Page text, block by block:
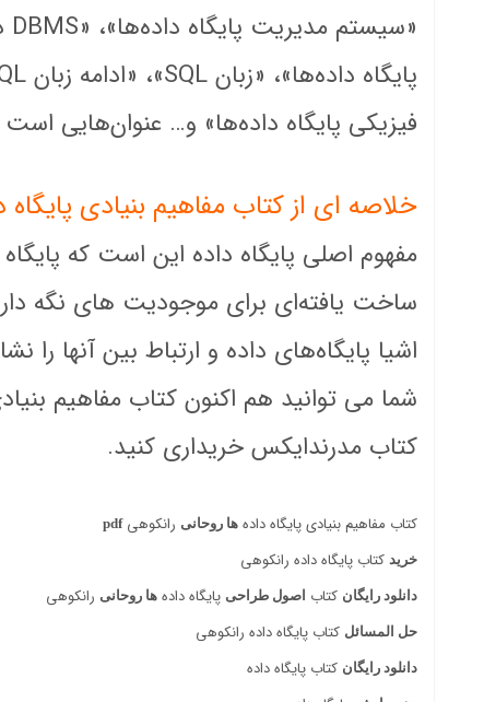
«سیستم مدیریت پایگاه داده‌ها»، «DBMS
پایگاه داده‌ها»، «زبانSQL»، «ادامه زبان
فیزیکی پایگاه داده‌ها» و… عنوان‌هایی است
خلاصه ای از کتاب مفاهیم بنیادی
مفهوم اصلی پایگاه داده این است که
ساخت یافته‌ای برای موجودیت های نگه
اشیا پایگاه‌های داده و ارتباط بین آنها را
شما می توانید هم اکنون کتاب مفاهیم
کتاب مدرندایکس خریداری کنید.
کتاب مفاهیم بنیادی پایگاه دادهها روحانی رانکوهیpdf
خرید کتاب پایگاه داده رانکوهی
دانلود رایگان کتاب اصول طراحی پایگاه دادهها روحانی رانکوهی
حل المسائل کتاب پایگاه داده رانکوهی
دانلود رایگان کتاب پایگاه داده